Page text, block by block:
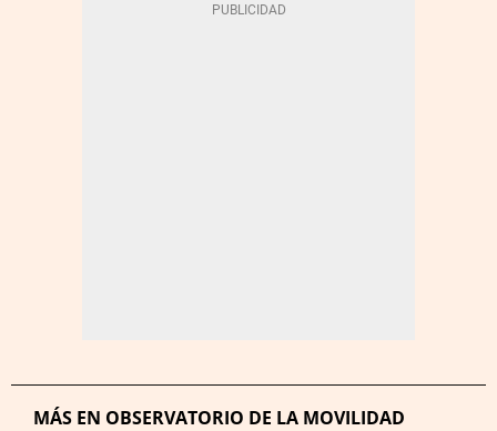
MÁS EN OBSERVATORIO DE LA MOVILIDAD